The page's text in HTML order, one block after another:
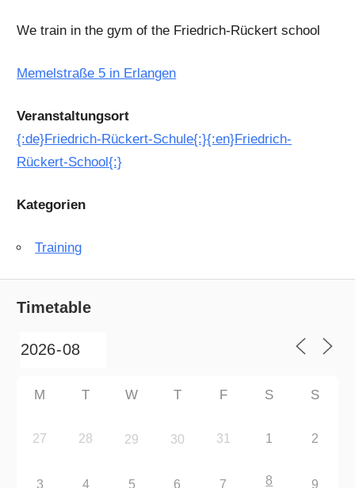
HEMA
We train in the gym of the Friedrich-Rückert school
Memelstraße 5 in Erlangen
Veranstaltungsort
{:de}Friedrich-Rückert-Schule{:}{:en}Friedrich-
Rückert-School{:}
Kategorien
Training
Timetable
M T W T F S S
27 28 29 30 31 1 2
3 4 5 6 7 8 9